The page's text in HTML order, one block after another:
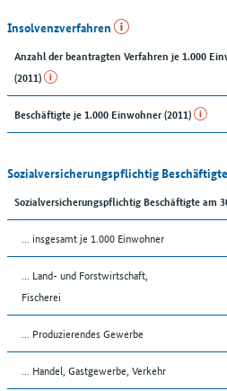
Insolvenzverfahren
Anzahl der beantragten Verfahren je 1.000
(2011)
Beschäftigte je 1.000 Einwohner (2011)
Sozialversicherungspflichtig Beschäftigte
Sozialversicherungspflichtig Beschäftigte am
... insgesamt je 1.000 Einwohner
... Land- und Forstwirtschaft,
Fischerei
... Produzierendes Gewerbe
... Handel, Gastgewerbe, Verkehr